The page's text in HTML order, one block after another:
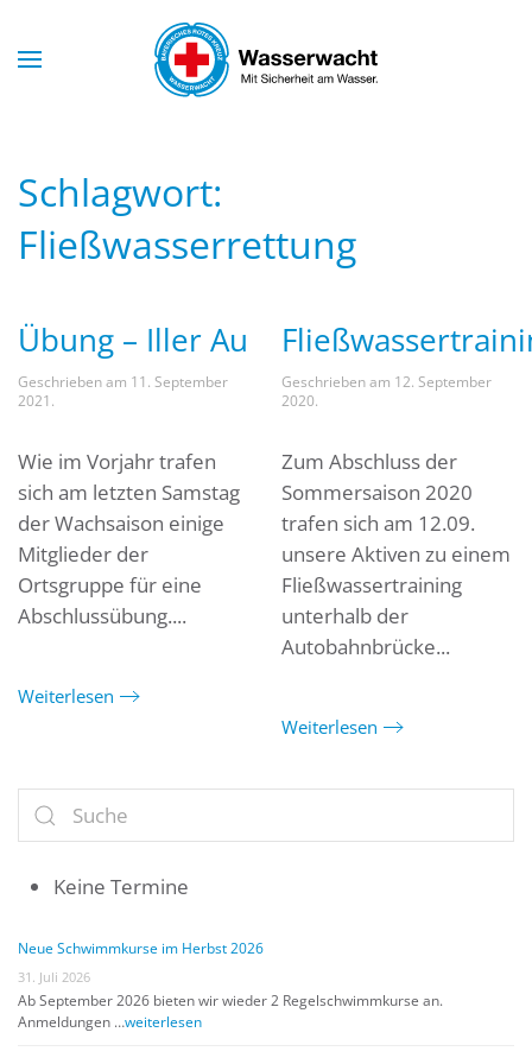
Skip to main content
Schlagwort:
Fließwasserrettung
Übung – Iller Au
Geschrieben am 11. September
2021 .
Wie im Vorjahr trafen
sich am letzten Samstag
der Wachsaison einige
Mitglieder der
Ortsgruppe für eine
Abschlussübung....
Weiterlesen
Geschrieben am 12. September
2020.
Zum Abschluss der
Sommersaison 2020
trafen sich am 12.09.
unsere Aktiven zu einem
Fließwassertraining
unterhalb der
Autobahnbrücke...
Weiterlesen
Keine Termine
Neue Schwimmkurse im Herbst 2026
31. Juli 2026
Ab September 2026 bieten wir wieder 2 Regelschwimmkurse an.
Anmeldungen …weiterlesen